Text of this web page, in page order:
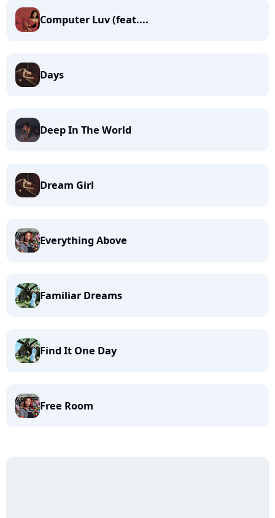
Computer Luv (feat....
Days
Deep In The World
Dream Girl
Everything Above
Familiar Dreams
Find It One Day
Free Room